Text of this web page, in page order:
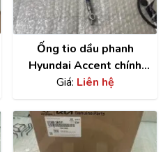
Ống tio dầu phanh
Hyundai Accent chính
hãng | 58732A7000
Giá: Liên hệ